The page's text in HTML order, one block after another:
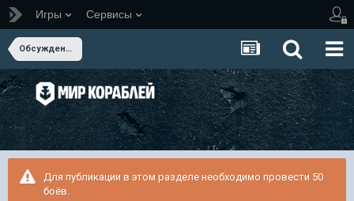
Игры Сервисы
Обсуждение Мира Кораблей
Для публикации в этом разделе необходимо провести 50
боёв.